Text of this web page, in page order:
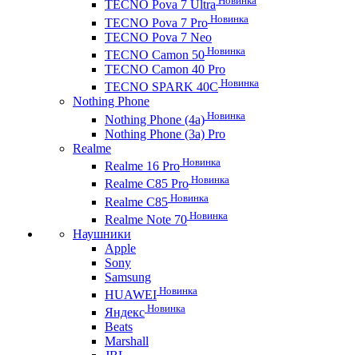
TECNO Pova 7 Ultra
TECNO Pova 7 Pro Новинка
TECNO Pova 7 Neo
TECNO Camon 50 Новинка
TECNO Camon 40 Pro
TECNO SPARK 40C Новинка
Nothing Phone
Nothing Phone (4a) Новинка
Nothing Phone (3a) Pro
Realme
Realme 16 Pro Новинка
Realme C85 Pro Новинка
Realme C85 Новинка
Realme Note 70 Новинка
Наушники
Apple
Sony
Samsung
HUAWEI Новинка
Яндекс Новинка
Beats
Marshall